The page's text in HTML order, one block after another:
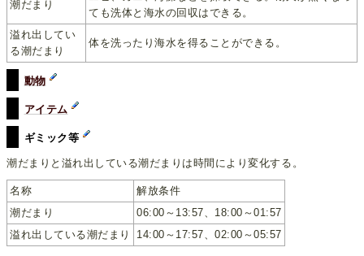
潮だまり
ても洗体と海水の回収はできる。
溢れ出してい
る潮だまり
体を洗ったり海水を得ることができる。
動物
アイテム
ギミック等
潮だまりと溢れ出している潮だまりは時間により変化する。
名称
解放条件
潮だまり
06:00～13:57、18:00～01:57
溢れ出している潮だまり
14:00～17:57、02:00～05:57